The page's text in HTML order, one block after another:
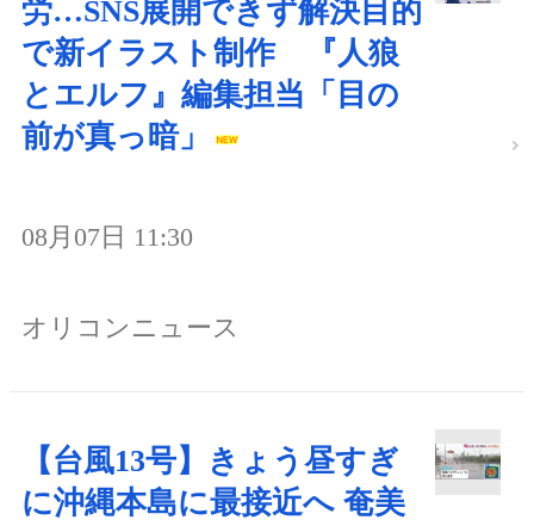
労…SNS展開できず解決目的
で新イラスト制作 『人狼
とエルフ』編集担当「目の
前が真っ暗」
08月07日 11:30
オリコンニュース
【台風13号】きょう昼すぎ
に沖縄本島に最接近へ 奄美